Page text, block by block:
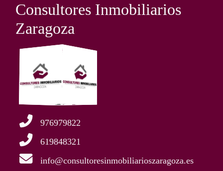
Consultores Inmobiliarios
Zaragoza
976979822
619848321
info@consultoresinmobiliarioszaragoza.es